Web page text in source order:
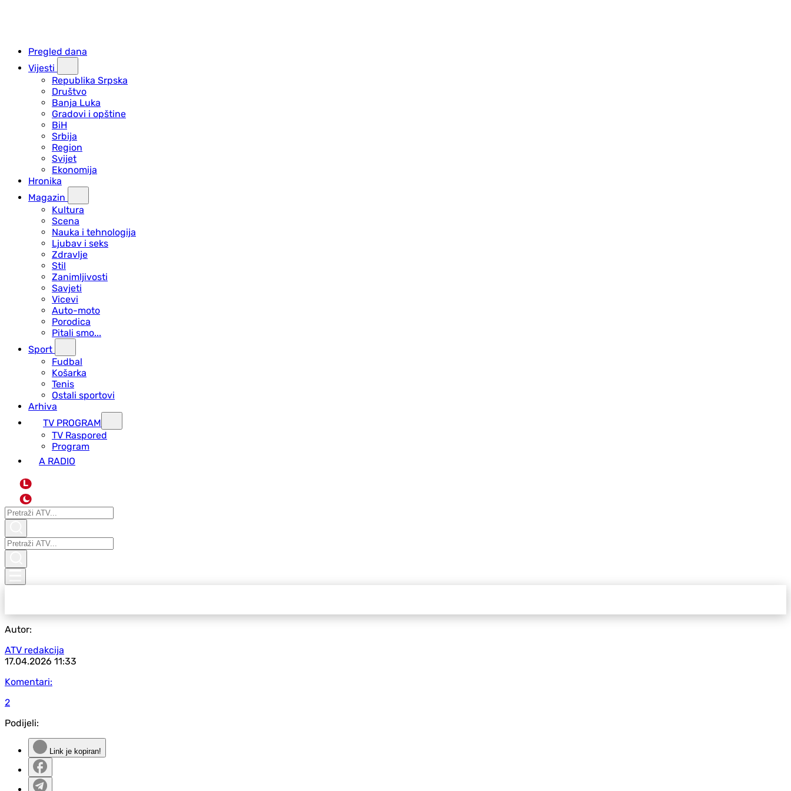
Pregled dana
Vijesti
Republika Srpska
Društvo
Banja Luka
Gradovi i opštine
BiH
Srbija
Region
Svijet
Ekonomija
Hronika
Magazin
Kultura
Scena
Nauka i tehnologija
Ljubav i seks
Zdravlje
Stil
Zanimljivosti
Savjeti
Vicevi
Auto-moto
Porodica
Pitali smo...
Sport
Fudbal
Košarka
Tenis
Ostali sportovi
Arhiva
TV PROGRAM
ТV Raspored
Program
A RADIO
L
Autor:
ATV redakcija
17.04.2026 11:33
Komentari:
2
Podijeli:
Link je kopiran!